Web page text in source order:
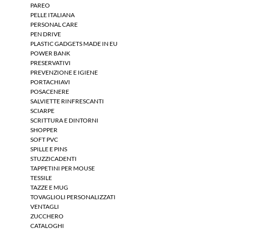
PAREO
PELLE ITALIANA
PERSONAL CARE
PEN DRIVE
PLASTIC GADGETS MADE IN EU
POWER BANK
PRESERVATIVI
PREVENZIONE E IGIENE
PORTACHIAVI
POSACENERE
SALVIETTE RINFRESCANTI
SCIARPE
SCRITTURA E DINTORNI
SHOPPER
SOFT PVC
SPILLE E PINS
STUZZICADENTI
TAPPETINI PER MOUSE
TESSILE
TAZZE E MUG
TOVAGLIOLI PERSONALIZZATI
VENTAGLI
ZUCCHERO
CATALOGHI